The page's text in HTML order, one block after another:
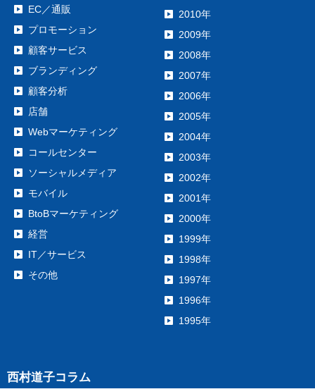
EC／通販
プロモーション
顧客サービス
ブランディング
顧客分析
店舗
Webマーケティング
コールセンター
ソーシャルメディア
モバイル
BtoBマーケティング
経営
IT／サービス
その他
2010年
2009年
2008年
2007年
2006年
2005年
2004年
2003年
2002年
2001年
2000年
1999年
1998年
1997年
1996年
1995年
西村道子コラム